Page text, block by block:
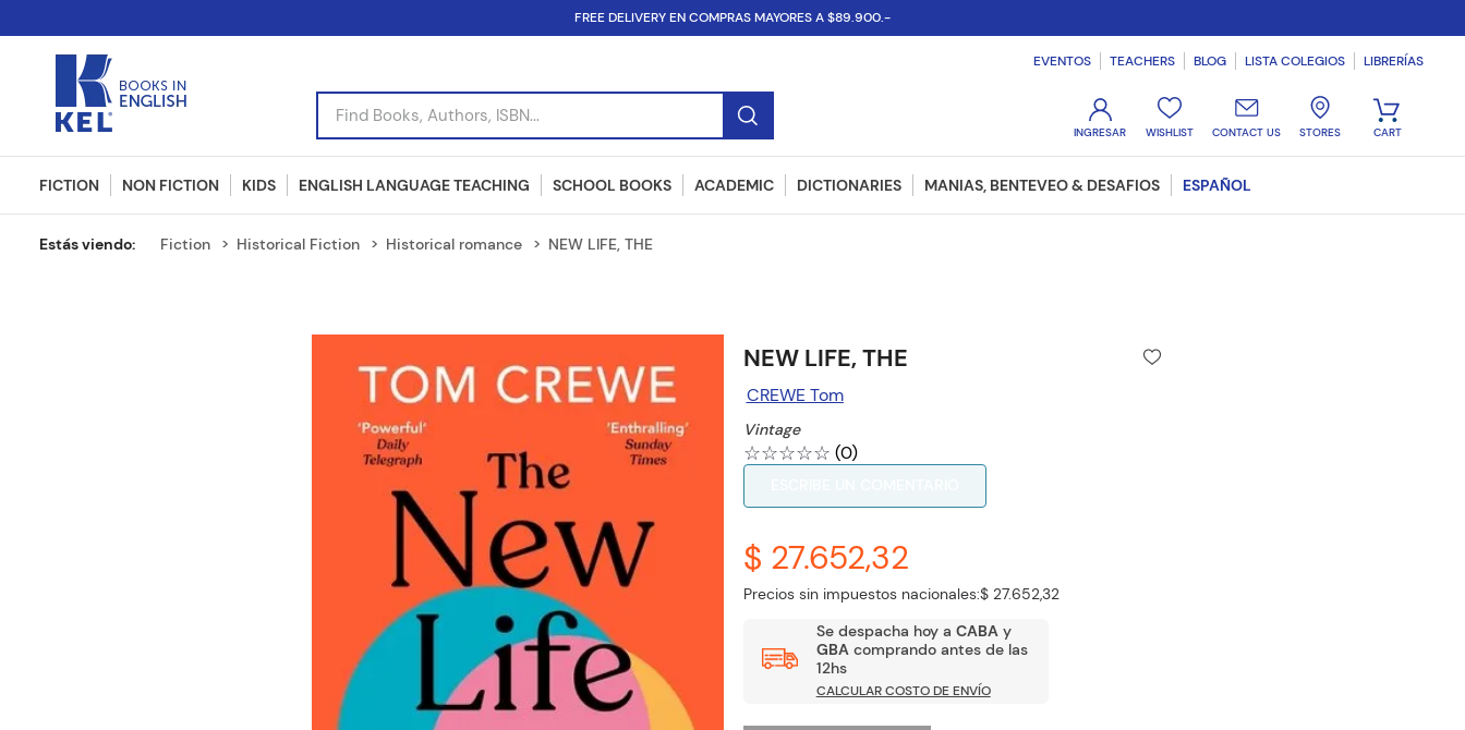
FREE DELIVERY EN COMPRAS MAYORES A $89.900.-
Find Books, Authors, ISBN...
EVENTOS TEACHERS BLOG LISTA COLEGIOS LIBRERÍAS
WISHLIST CONTACT US STORES
FICTION NON FICTION KIDS ENGLISH LANGUAGE TEACHING SCHOOL BOOKS ACADEMIC DICTIONARIES MANIAS, BENTEVEO & DESAFIOS ESPAÑOL
Fiction Historical Fiction Historical romance NEW LIFE, THE
NEW LIFE, THE
CREWE Tom
Vintage
☆☆☆☆☆ (0)
$ 27.652,32
Precios sin impuestos nacionales:$ 27.652,32
Se despacha hoy a CABA y
GBA comprando antes de las
12hs
CALCULAR COSTO DE ENVÍO